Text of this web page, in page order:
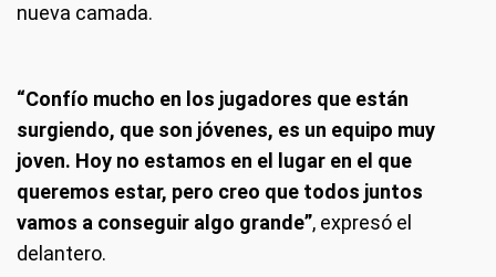
nueva camada.
“Confío mucho en los jugadores que están
surgiendo, que son jóvenes, es un equipo muy
joven. Hoy no estamos en el lugar en el que
queremos estar, pero creo que todos juntos
vamos a conseguir algo grande”, expresó el
delantero.